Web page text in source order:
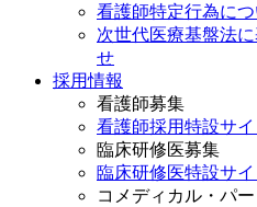
看護師特定行為につ
次世代医療基盤法
せ
採用情報
看護師募集
看護師採用特設サ
臨床研修医募集
臨床研修医特設サ
コメディカル・パ